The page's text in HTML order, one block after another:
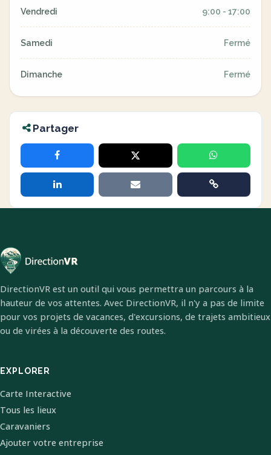
Vendredi 9:00 - 17:00
Samedi Fermé
Dimanche Fermé
Partager
DirectionVR est un outil qui vous permettra un parcours à la
hauteur de vos attentes. Avec DirectionVR, il n'y a pas de limite
pour vos projets de vacances, d'excursions, de trajets ambitieux
ou de virées à la découverte des routes.
EXPLORER
Carte Interactive
Tous les lieux
Caravaniers
Ajouter votre entreprise